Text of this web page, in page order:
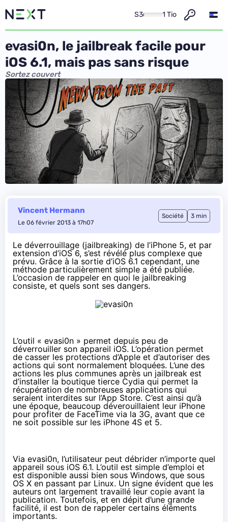
S3 1 Tio
evasi0n, le jailbreak facile pour
iOS 6.1, mais pas sans risque
Sortez couvert
Vincent Hermann
Le 06 février 2013 à 17h07
Société 3 min
Le déverrouillage (jailbreaking) de l’iPhone 5, et par
extension d’iOS 6, s’est révélé plus complexe que
prévu. Grâce à la sortie d’iOS 6.1 cependant, une
méthode particulièrement simple a été publiée.
L’occasion de rappeler en quoi le jailbreaking
consiste, et quels sont ses dangers.
L’outil « evasi0n » permet depuis peu de
déverrouiller son appareil iOS. L’opération permet
de casser les protections d’Apple et d’autoriser des
actions qui sont normalement bloquées. L’une des
actions les plus communes après un jailbreak est
d’installer la boutique tierce Cydia qui permet la
récupération de nombreuses applications qui
seraient interdites sur l’App Store. C’est ainsi qu’à
une époque, beaucoup déverouillaient leur iPhone
pour profiter de FaceTime via la 3G, avant que ce
ne soit possible sur les iPhone 4S et 5.
Via evasi0n, l’utilisateur peut débrider n’importe quel
appareil sous iOS 6.1. L’outil est simple d’emploi et
est disponible aussi bien sous Windows, que sous
OS X en passant par Linux. Un signe évident que les
auteurs ont largement travaillé leur copie avant la
publication. Toutefois, et en dépit d’une grande
facilité, il est bon de rappeler certains éléments
importants.